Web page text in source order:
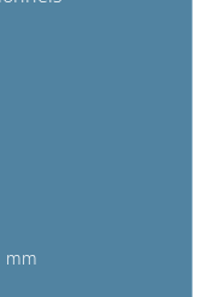
mm